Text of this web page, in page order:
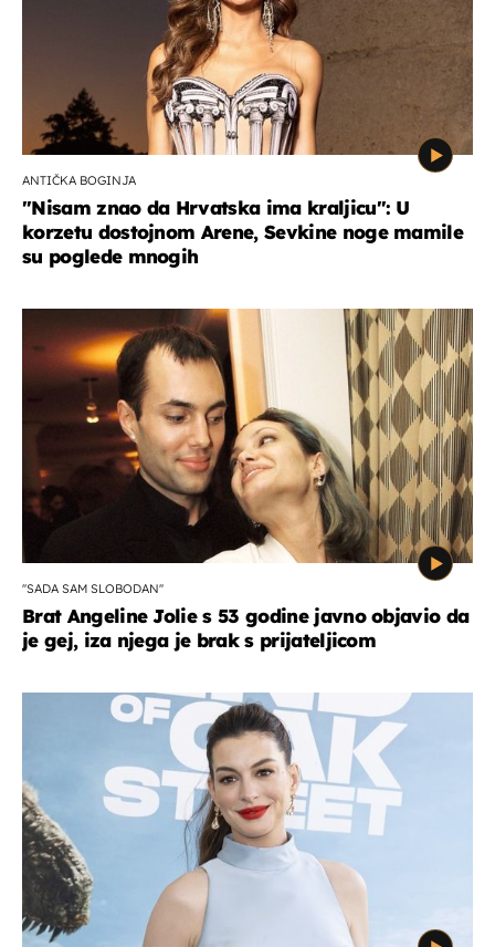
ANTIČKA BOGINJA
"Nisam znao da Hrvatska ima kraljicu": U
korzetu dostojnom Arene, Sevkine noge mamile
su poglede mnogih
''SADA SAM SLOBODAN''
Brat Angeline Jolie s 53 godine javno objavio da
je gej, iza njega je brak s prijateljicom